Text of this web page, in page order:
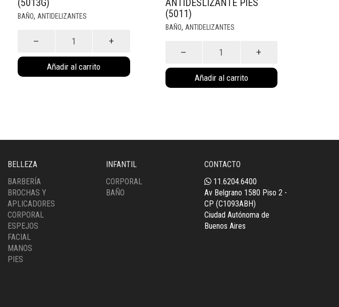
(5013G)
BAÑO, ANTIDELIZANTES
Gris
cantidad
Añadir al carrito
ANTIDESLIZANTE PIES
(5011)
BAÑO, ANTIDELIZANTES
Pies
cantidad
Añadir al carrito
BELLEZA
BARBERÍA
BROCHAS Y
APLICADORES
CORPORAL
ESPEJOS
FACIAL
MANOS
PIES
INFANTIL
CORPORAL
BAÑO
CONTACTO
11.6204.6400
Av Belgrano 1580 Piso 2 -
CP (C1093ABH)
Ciudad Autónoma de
Buenos Aires